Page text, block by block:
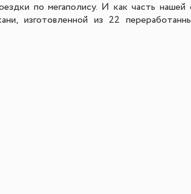
по мегаполису. И как часть нашей
изготовленной из 22